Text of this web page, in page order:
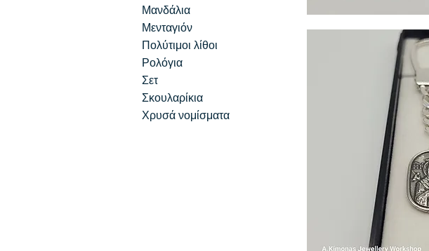
Μανδάλια
Μενταγιόν
Πολύτιμοι λίθοι
Ρολόγια
Σετ
Σκουλαρίκια
Χρυσά νομίσματα
Γρήγορη